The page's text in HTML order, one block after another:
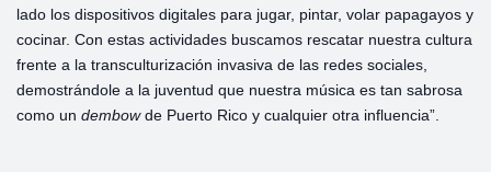
lado los dispositivos digitales para jugar, pintar, volar papagayos y
cocinar. Con estas actividades buscamos rescatar nuestra cultura
frente a la transculturización invasiva de las redes sociales,
demostrándole a la juventud que nuestra música es tan sabrosa
como un dembowde Puerto Rico y cualquier otra influencia”.